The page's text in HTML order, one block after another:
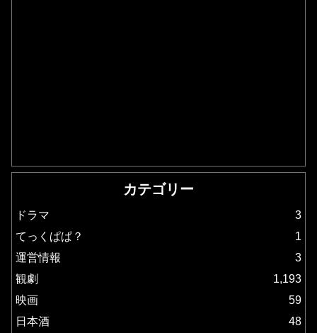
カテゴリー
ドラマ
3
てっくぱぱ？
1
運営情報
3
観劇
1,193
映画
59
日本酒
48